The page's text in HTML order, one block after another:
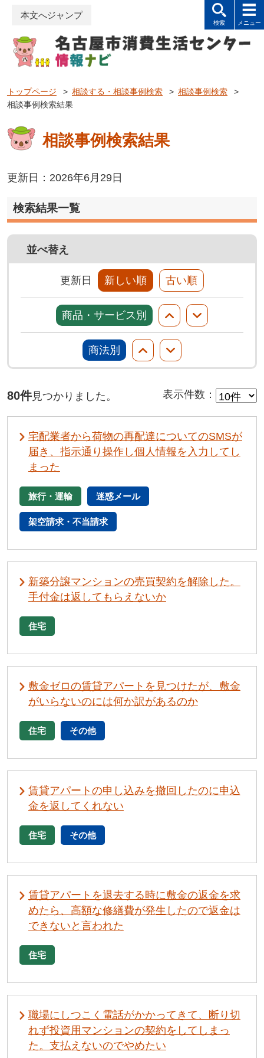
本文へジャンプ
トップページ > 相談する・相談事例検索 > 相談事例検索
>
相談事例検索結果
相談事例検索結果
更新日：2026年6月29日
検索結果一覧
並べ替え
更新日 新しい順 古い順
商品・サービス別
商法別
80件見つかりました。 表示件数 ：
宅配業者から荷物の再配達についてのSMSが
届き、指示通り操作し個人情報を入力してし
まった
旅行・運輸 迷惑メール
架空請求・不当請求
新築分譲マンションの売買契約を解除した。
手付金は返してもらえないか
住宅
敷金ゼロの賃貸アパートを見つけたが、敷金
がいらないのには何か訳があるのか
住宅 その他
賃貸アパートの申し込みを撤回したのに申込
金を返してくれない
住宅 その他
賃貸アパートを退去する時に敷金の返金を求
めたら、高額な修繕費が発生したので返金は
できないと言われた
住宅
職場にしつこく電話がかかってきて、断り切
れず投資用マンションの契約をしてしまっ
た。支払えないのでやめたい